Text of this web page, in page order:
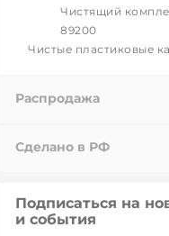
Чистящий
89200
Чистые пластиковые
Распродажа
Сделано в РФ
Подписаться на
и события